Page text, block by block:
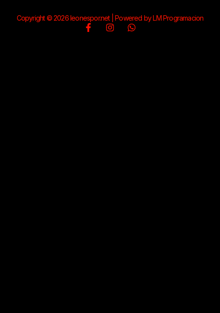
Copyright © 2026 leonespor.net | Powered by LM Programacion